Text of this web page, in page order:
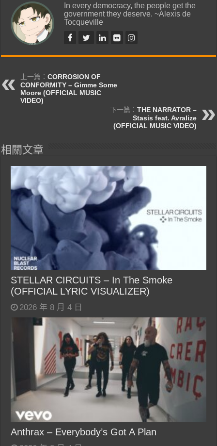
In every democracy, the people get the
government they deserve. ~Alexis de
Tocqueville
上一篇：CORROSION OF
CONFORMITY – Gimme Some
Moore (OFFICIAL MUSIC
VIDEO)
下一篇： THE NARRATOR –
Stasis feat. Avralize
(OFFICIAL MUSIC VIDEO)
相關文章
STELLAR CIRCUITS – In The Smoke
(OFFICIAL LYRIC VISUALIZER)
2026 年 8 月 4 日
Anthrax – Everybody’s Got A Plan